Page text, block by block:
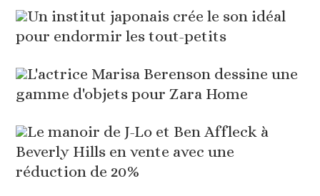
Un institut japonais crée le son idéal
pour endormir les tout-petits
L'actrice Marisa Berenson dessine une
gamme d'objets pour Zara Home
Le manoir de J-Lo et Ben Affleck à
Beverly Hills en vente avec une
réduction de 20%